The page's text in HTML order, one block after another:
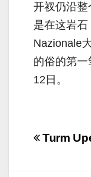
开衩仍沿
是在这岩
Nazionale
的俗的第
12日。
Turm